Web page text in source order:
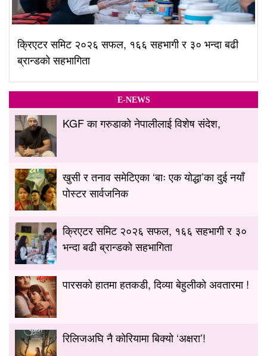
क्रिएटर समिट २०२६ सफल, १६६ सहभागी र ३० भन्दा बढी
ब्रान्डको सहभागिता
E-NEWS
KGF का गरुडाको नेपालीलाई विशेष संदेश,
खुसी र तनाव समेटिएका ‘बाः एक योद्धा’का दुई नयाँ
पोस्टर सार्वजनिक
क्रिएटर समिट २०२६ सफल, १६६ सहभागी र ३०
भन्दा बढी ब्रान्डको सहभागिता
पारसको हातमा हतकडी, दिव्या बेहुलीको अवतारमा !
रिलिजअघि नै कोरियामा बिक्यो ‘अक्षरा’!